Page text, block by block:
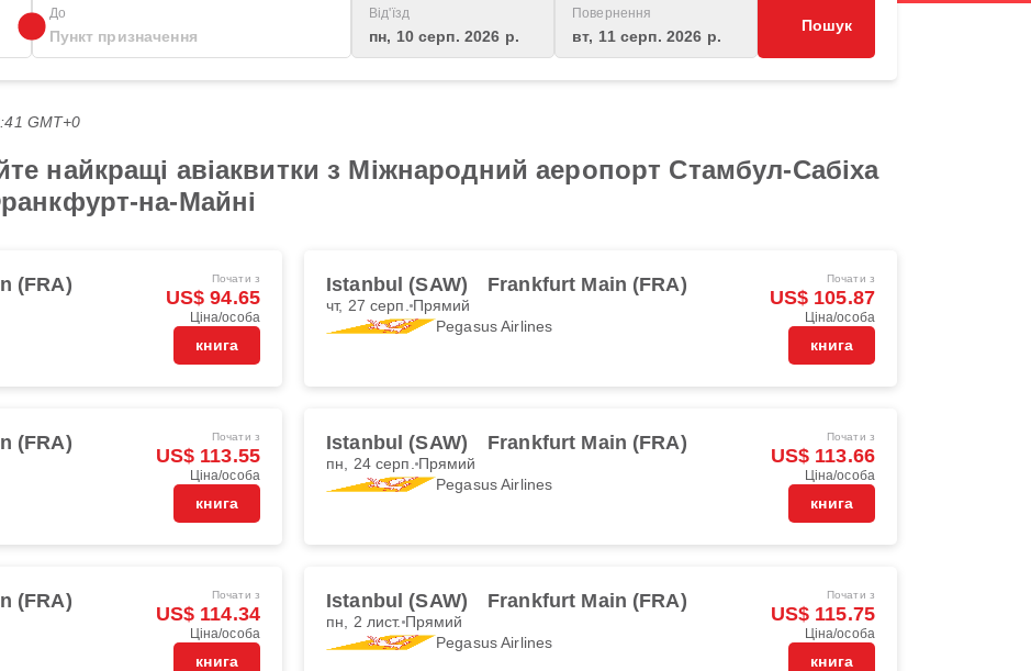
До Від'їзд
пн, 10 серп. 2026 р.
Повернення
вт, 11 серп. 2026 р.
Пошук
GMT+0
найкращі авіаквитки з Міжнародний аеропорт Стамбул-Сабіха
на-Майні
(FRA) Почати з
US$ 94.65
Ціна/особа
книга
Istanbul (SAW) Frankfurt Main (FRA)
чт, 27 серп. Прямий
Pegasus Airlines
Почати з
US$ 105.87
Ціна/особа
книга
(FRA) Почати з
US$ 113.55
Ціна/особа
книга
Istanbul (SAW) Frankfurt Main (FRA)
пн, 24 серп. Прямий
Pegasus Airlines
Почати з
US$ 113.66
Ціна/особа
книга
(FRA) Почати з
US$ 114.34
Ціна/особа
книга
Istanbul (SAW) Frankfurt Main (FRA)
пн, 2 лист. Прямий
Pegasus Airlines
Почати з
US$ 115.75
Ціна/особа
книга